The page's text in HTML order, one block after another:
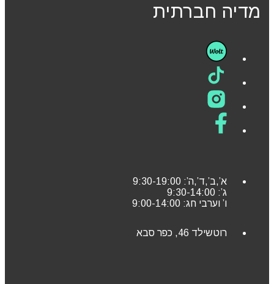
מדיה חברתית
א’,ב’,ד’,ה’: 9:30-19:00
ג’: 9:30-14:00
ו’ וערבי חג: 9:00-14:00
רוטשילד 46, כפר סבא